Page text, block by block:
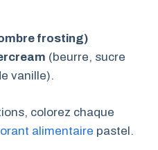
frosting)
(beurre, sucre
vanille).
colorez chaque
alimentaire pastel.